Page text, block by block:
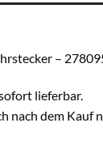
–
lieferbar.
nach dem Kauf